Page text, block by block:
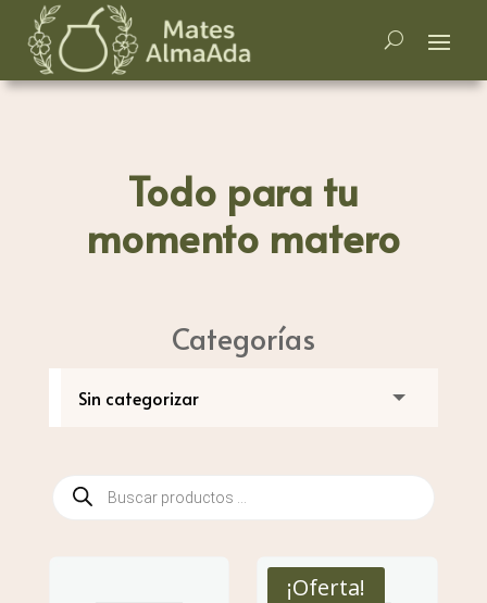
Todo para tu
momento matero
Categorías
Búsqueda
productos
¡Oferta!